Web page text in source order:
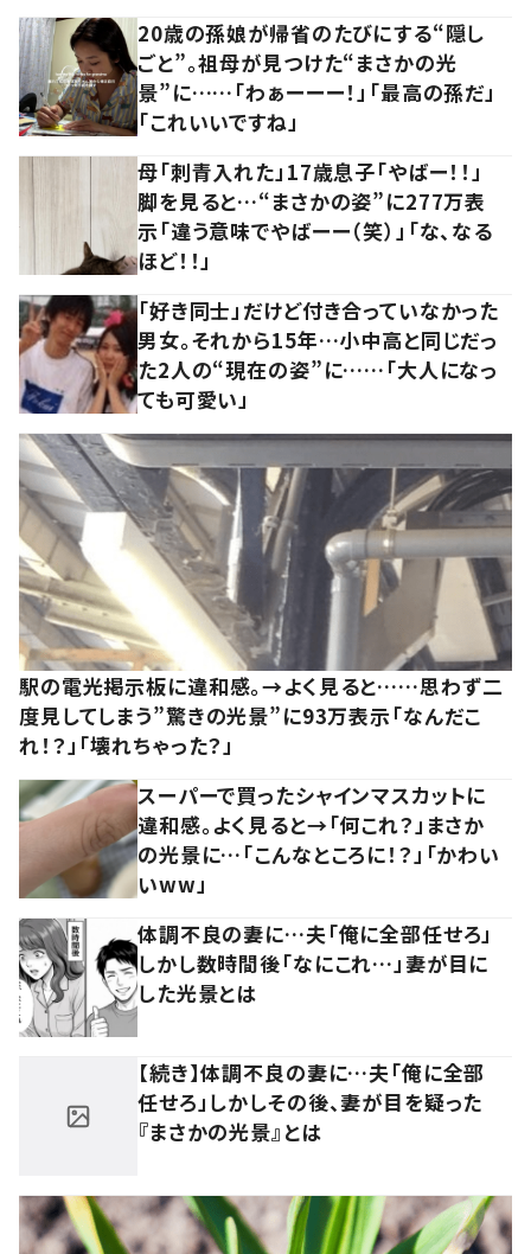
20歳の孫娘が帰省のたびにする“隠し
ごと”。祖母が見つけた“まさかの光
景”に……「わぁーーー！」「最高の孫だ」
「これいいですね」
母「刺青入れた」17歳息子「やばー！！」
脚を見ると…“まさかの姿”に277万表
示「違う意味でやばーー（笑）」「な、なる
ほど！！」
「好き同士」だけど付き合っていなかった
男女。それから15年…小中高と同じだっ
た2人の“現在の姿”に……「大人になっ
ても可愛い」
駅の電光掲示板に違和感。→よく見ると……思わず二
度見してしまう”驚きの光景”に93万表示「なんだこ
れ！？」「壊れちゃった？」
スーパーで買ったシャインマスカットに
違和感。よく見ると→「何これ？」まさか
の光景に…「こんなところに！？」「かわい
いww」
体調不良の妻に…夫「俺に全部任せろ」
しかし数時間後「なにこれ…」妻が目に
した光景とは
【続き】体調不良の妻に…夫「俺に全部
任せろ」しかしその後、妻が目を疑った
『まさかの光景』とは